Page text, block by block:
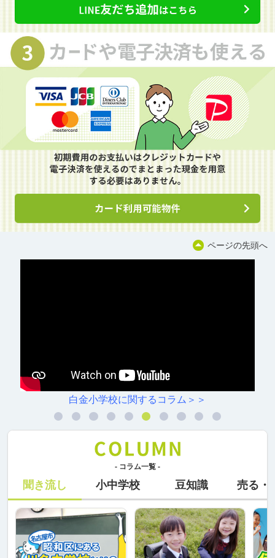
ページの先頭へ
白金小学校に関するコラム＞＞
- コラム一覧 -
聞き流し 小中学校 豆知識 売る・